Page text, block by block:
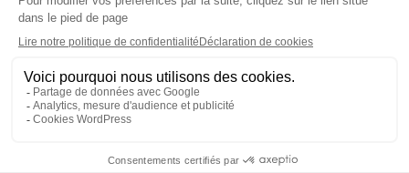
Les cookies
Gestion des cookies
Crédit photos : ©Sud Radio / Pierre Olivier